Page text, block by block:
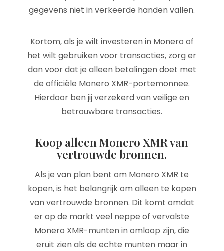
gegevens niet in verkeerde handen vallen.
Kortom, als je wilt investeren in Monero of
het wilt gebruiken voor transacties, zorg er
dan voor dat je alleen betalingen doet met
de officiële Monero XMR-portemonnee.
Hierdoor ben jij verzekerd van veilige en
betrouwbare transacties.
Koop alleen Monero XMR van
vertrouwde bronnen.
Als je van plan bent om Monero XMR te
kopen, is het belangrijk om alleen te kopen
van vertrouwde bronnen. Dit komt omdat
er op de markt veel neppe of vervalste
Monero XMR-munten in omloop zijn, die
eruit zien als de echte munten maar in